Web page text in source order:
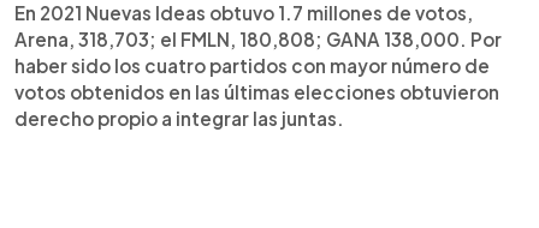
En 2021 Nuevas Ideas obtuvo 1.7 millones de votos,
Arena, 318,703; el FMLN, 180,808; GANA 138,000. Por
haber sido los cuatro partidos con mayor número de
votos obtenidos en las últimas elecciones obtuvieron
derecho propio a integrar las juntas.